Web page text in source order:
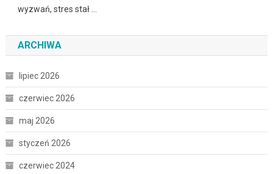
wyzwań, stres stał …
ARCHIWA
lipiec 2026
czerwiec 2026
maj 2026
styczeń 2026
czerwiec 2024